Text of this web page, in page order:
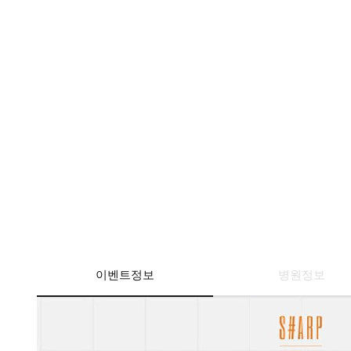
이벤트정보 병원정보